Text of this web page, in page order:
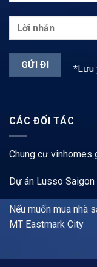
*Lưu
CÁC ĐỐI TÁC
Chung cư vinhomes
Dự án Lusso
Nếu muốn mua nhà
MT Eastmark City